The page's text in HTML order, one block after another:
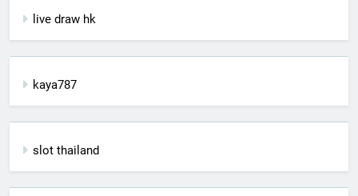
live draw hk
kaya787
slot thailand